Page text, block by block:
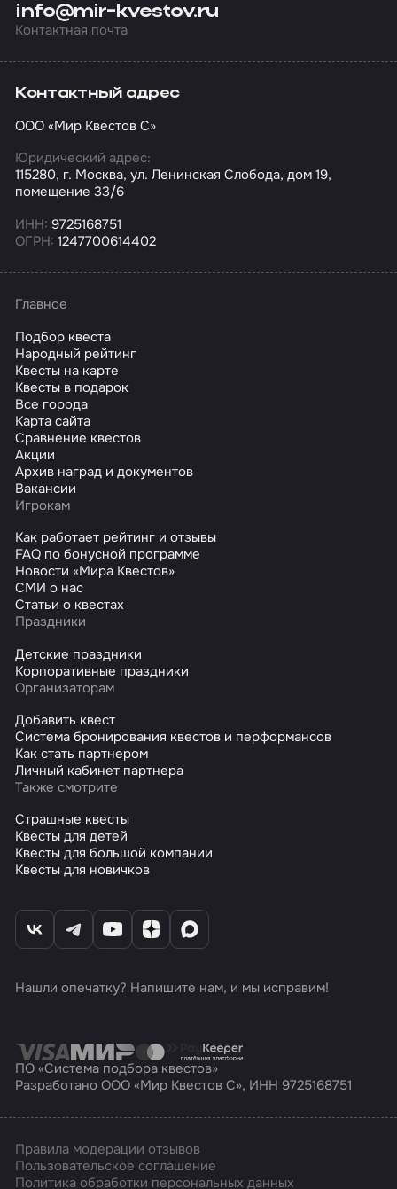
info@mir-kvestov.ru
Контактная почта
Контактный адрес
ООО «Мир Квестов С»
Юридический адрес:
115280, г. Москва, ул. Ленинская Слобода, дом 19,
помещение 33/6
ИНН: 9725168751
ОГРН: 1247700614402
Главное
Подбор квеста
Народный рейтинг
Квесты на карте
Квесты в подарок
Все города
Карта сайта
Сравнение квестов
Акции
Архив наград и документов
Вакансии
Игрокам
Как работает рейтинг и отзывы
FAQ по бонусной программе
Новости «Мира Квестов»
СМИ о нас
Статьи о квестах
Праздники
Детские праздники
Корпоративные праздники
Организаторам
Добавить квест
Система бронирования квестов и перформансов
Как стать партнером
Личный кабинет партнера
Также смотрите
Страшные квесты
Квесты для детей
Квесты для большой компании
Квесты для новичков
Нашли опечатку? Напишите нам, и мы исправим!
ПО «Система подбора квестов»
Разработано ООО «Мир Квестов С», ИНН 9725168751
Правила модерации отзывов
Пользовательское соглашение
Политика обработки персональных данных